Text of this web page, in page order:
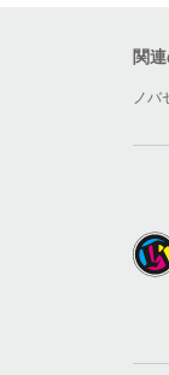
関
ノバ